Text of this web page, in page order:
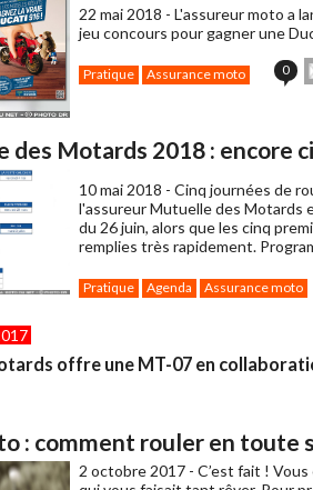
22 mai 2018 - L'assureur moto a
jeu concours pour gagner une
Pratique Assurance moto 0
des Motards 2018 : encore
10 mai 2018 - Cinq journées de
l'assureur Mutuelle des Motards
du 26 juin, alors que les cinq
remplies très rapidement.
Pratique Agenda Assurance moto
offre une MT-07 en
: comment rouler en toute
2 octobre 2017 - C’est fait !